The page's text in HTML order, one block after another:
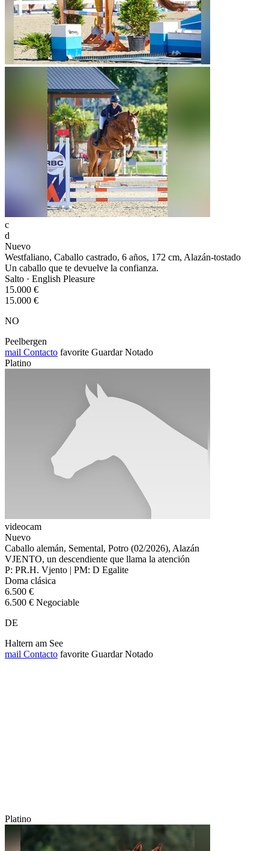
c
d
Nuevo
Westfaliano, Caballo castrado, 6 años, 172 cm, Alazán-tostado
Un caballo que te devuelve la confianza.
Salto · English Pleasure
15.000 €
15.000 €
NO
Peelbergen
mail Contacto favorite Guardar Notado
Platino
videocam
Nuevo
Caballo alemán, Semental, Potro (02/2026), Alazán
VJENTO, un descendiente que llama la atención
P: PR.H. Vjento | PM: D Egalite
Doma clásica
6.500 €
6.500 € Negociable
DE
Haltern am See
mail Contacto favorite Guardar Notado
Platino